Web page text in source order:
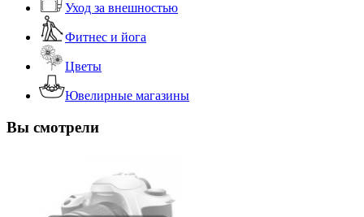
Уход за внешностью
Фитнес и йога
Цветы
Ювелирные магазины
Вы смотрели